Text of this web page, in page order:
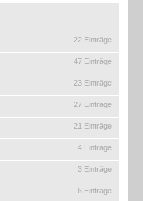
22 Einträge
47 Einträge
23 Einträge
27 Einträge
21 Einträge
4 Einträge
3 Einträge
6 Einträge